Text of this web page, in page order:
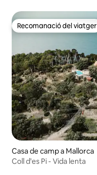
Recomanació del viatger
Recomanació del viatger
Casa de camp a Mallorca
Coll d'es Pi - Vida lenta